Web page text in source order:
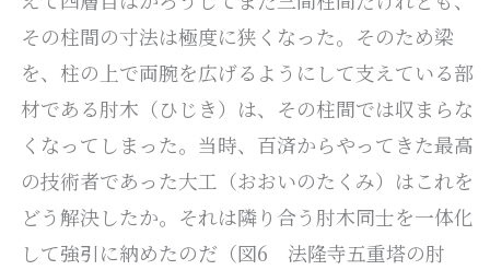
その柱間の寸法は極度に狭くなった。そのため梁
を、柱の上で両腕を広げるようにして支えている部
材である肘木（ひじき）は、その柱間では収まらな
くなってしまった。当時、百済からやってきた最高
の技術者であった大工（おおいのたくみ）はこれを
どう解決したか。それは隣り合う肘木同士を一体化
して強引に納めたのだ（図6 法隆寺五重塔の肘